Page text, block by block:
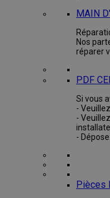
MAIN
Nos
réparer
PDF
Si vous
-
-
-
Pièces